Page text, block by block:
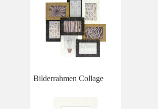
Bilderrahmen Collage